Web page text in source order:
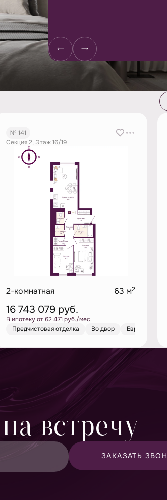
Предчистовая отделка На улицу
№ 141
Секция 2, Этаж 16/19
2-комнатная 63 м2
16 743 079 руб.
В ипотеку от 62 471 руб./мес.
Предчистовая отделка
Во двор
встречу
ЗАКАЗАТЬ